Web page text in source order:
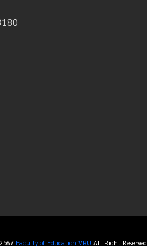
Faculty of Education VRU All Right Reserved